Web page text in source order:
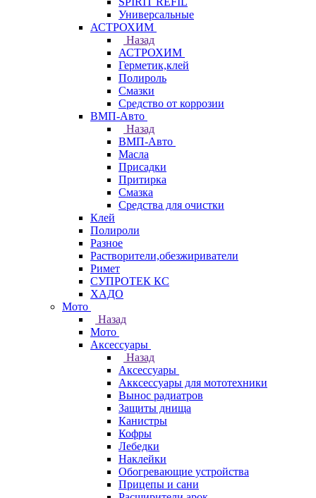
Универсальные
АСТРОХИМ
Назад
АСТРОХИМ
Герметик,клей
Полироль
Смазки
Средство от коррозии
ВМП-Авто
Назад
ВМП-Авто
Масла
Присадки
Притирка
Смазка
Средства для очистки
Клей
Полироли
Разное
Растворители,обезжириватели
Римет
СУПРОТЕК КС
ХАДО
Мото
Назад
Мото
Аксессуары
Назад
Аксессуары
Акксессуары для мототехники
Вынос радиатров
Защиты днища
Канистры
Кофры
Лебедки
Наклейки
Обогревающие устройства
Прицепы и сани